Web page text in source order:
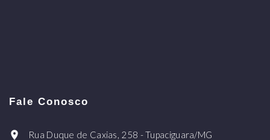
Fale Conosco
Rua Duque de Caxias, 258 - Tupaciguara/MG